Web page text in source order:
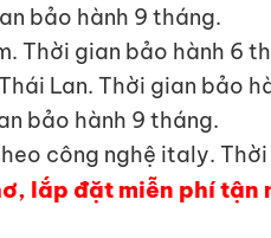
bảo hành 9 tháng.
Thời gian bảo hành 6
Lan. Thời gian bảo
bảo hành 9 tháng.
công nghệ italy.
lắp đặt miễn phí